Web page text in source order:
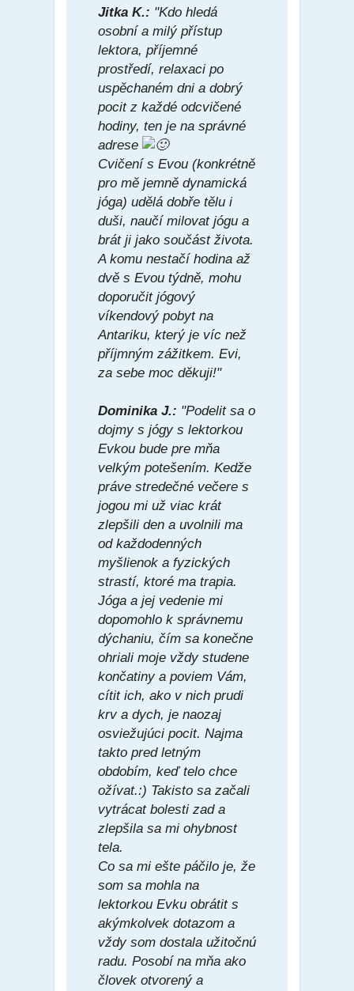
Jitka K.: "Kdo hledá
osobní a milý přístup
lektora, příjemné
prostředí, relaxaci po
uspěchaném dni a dobrý
pocit z každé odcvičené
hodiny, ten je na správné
adrese
Cvičení s Evou (konkrétně
pro mě jemně dynamická
jóga) udělá dobře tělu i
duši, naučí milovat jógu a
brát ji jako součást života.
A komu nestačí hodina až
dvě s Evou týdně, mohu
doporučit jógový
víkendový pobyt na
Antariku, který je víc než
příjmným zážitkem. Evi,
za sebe moc děkuji!"
Dominika J.: "Podelit sa o
dojmy s jógy s lektorkou
Evkou bude pre mňa
velkým potešením. Kedže
práve stredečné večere s
jogou mi už viac krát
zlepšili den a uvolnili ma
od každodenných
myšlienok a fyzických
strastí, ktoré ma trapia.
Jóga a jej vedenie mi
dopomohlo k správnemu
dýchaniu, čím sa konečne
ohriali moje vždy studene
končatiny a poviem Vám,
cítit ich, ako v nich prudi
krv a dych, je naozaj
osviežujúci pocit. Najma
takto pred letným
obdobím, keď telo chce
ožívat.:) Takisto sa začali
vytrácat bolesti zad a
zlepšila sa mi ohybnost
tela.
Co sa mi ešte páčilo je, že
som sa mohla na
lektorkou Evku obrátit s
akýmkolvek dotazom a
vždy som dostala užitočnú
radu. Posobí na mňa ako
človek otvorený a